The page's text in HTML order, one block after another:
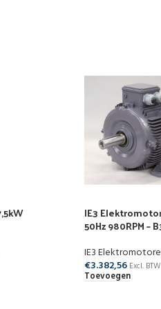
IE3
50Hz 980RPM –
IE3
€3.382,56 Excl. BTW
Toevoegen